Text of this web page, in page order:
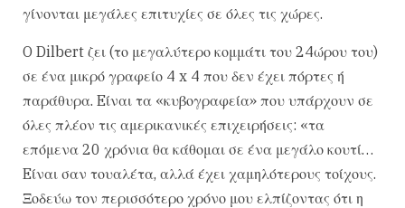
γίνονται μεγάλες επιτυχίες σε όλες τις χώρες.
O Dilbert ζει (το μεγαλύτερο κομμάτι του 24ώρου του)
σε ένα μικρό γραφείο 4 x 4 που δεν έχει πόρτες ή
παράθυρα. Eίναι τα «κυβογραφεία» που υπάρχουν σε
όλες πλέον τις αμερικανικές επιχειρήσεις: «τα
επόμενα 20 χρόνια θα κάθομαι σε ένα μεγάλο κουτί…
Eίναι σαν τουαλέτα, αλλά έχει χαμηλότερους τοίχους.
Ξοδεύω τον περισσότερο χρόνο μου ελπίζοντας ότι η